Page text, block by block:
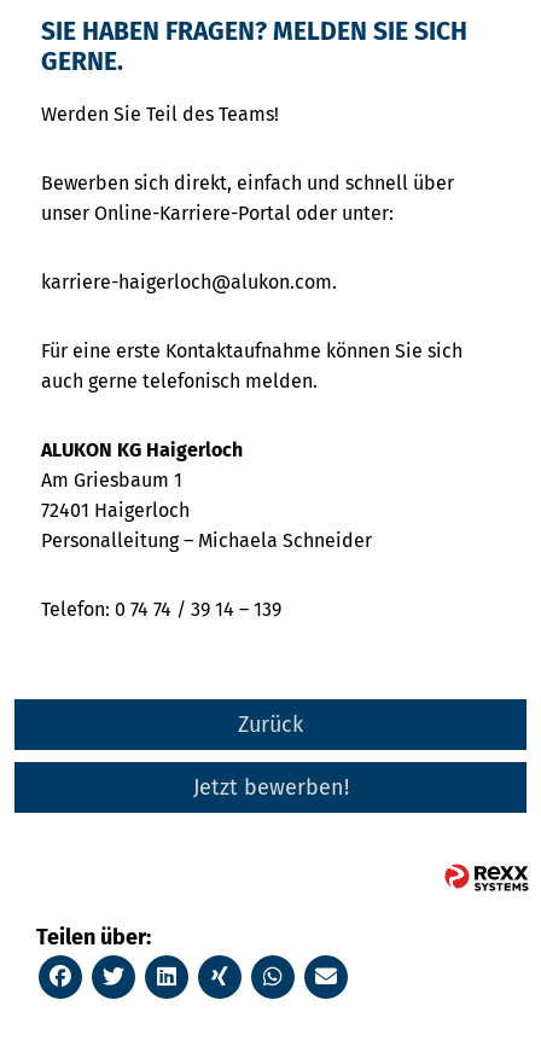
SIE HABEN FRAGEN? MELDEN SIE SICH
GERNE.
Werden Sie Teil des Teams!
Bewerben sich direkt, einfach und schnell über
unser Online-Karriere-Portal oder unter:
karriere-haigerloch@alukon.com.
Für eine erste Kontaktaufnahme können Sie sich
auch gerne telefonisch melden.
ALUKON KG Haigerloch
Am Griesbaum 1
72401 Haigerloch
Personalleitung – Michaela Schneider
Telefon: 0 74 74 / 39 14 – 139
Zurück
Jetzt bewerben!
Teilen über: